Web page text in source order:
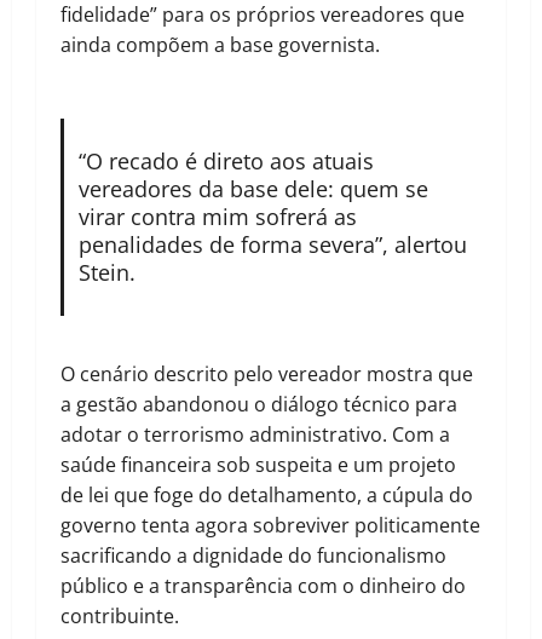
fidelidade” para os próprios vereadores que
ainda compõem a base governista.
“O recado é direto aos atuais
vereadores da base dele: quem se
virar contra mim sofrerá as
penalidades de forma severa”, alertou
Stein.
O cenário descrito pelo vereador mostra que
a gestão abandonou o diálogo técnico para
adotar o terrorismo administrativo. Com a
saúde financeira sob suspeita e um projeto
de lei que foge do detalhamento, a cúpula do
governo tenta agora sobreviver politicamente
sacrificando a dignidade do funcionalismo
público e a transparência com o dinheiro do
contribuinte.